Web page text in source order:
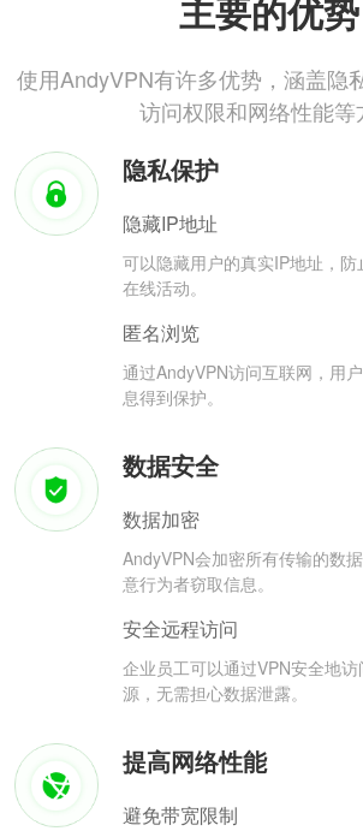
主要的优势
使用AndyVPN有许多优势，涵盖隐
访问权限和网络性能等
隐私保护
隐藏IP地址
可以隐藏用户的真实IP地址，
在线活动。
匿名浏览
通过AndyVPN访问互联网，用
息得到保护。
数据安全
数据加密
AndyVPN会加密所有传输的数
意行为者窃取信息。
安全远程访问
企业员工可以通过VPN安全地
源，无需担心数据泄露。
提高网络性能
避免带宽限制